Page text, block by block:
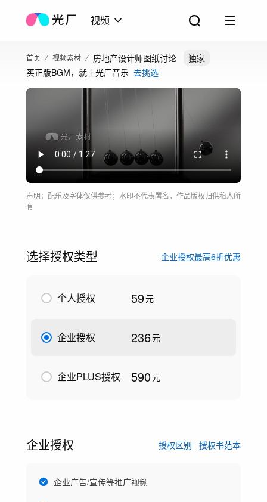
视频
首页 视频素材 房地产设计师图纸讨论
独家
买正版BGM，就上光厂音乐 去挑选
声明：配乐及字体仅供参考；水印不代表署名，作品版权归供稿人所
有
选择授权类型 企业授权最高6折优惠
个人授权 59元
企业授权 236元
企业PLUS授权 590元
企业授权 授权区别 授权书范本
企业广告/宣传等推广视频